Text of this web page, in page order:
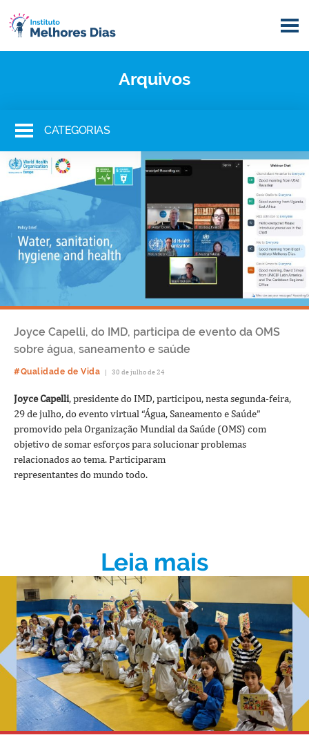
Arquivos
CATEGORIAS
Joyce Capelli, do IMD, participa de evento da OMS
sobre água, saneamento e saúde
#Qualidade de Vida | 30 de julho de 24
Joyce Capelli, presidente do IMD, participou, nesta segunda-feira,
29 de julho, do evento virtual “Água, Saneamento e Saúde”
promovido pela Organização Mundial da Saúde (OMS) com
objetivo de somar esforços para solucionar problemas
relacionados ao tema. Participaram
representantes do mundo todo.
Leia mais